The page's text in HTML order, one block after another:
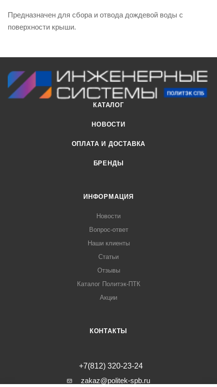
Предназначен для сбора и отвода дождевой воды с
поверхности крыши.
КАТАЛОГ
НОВОСТИ
ОПЛАТА И ДОСТАВКА
БРЕНДЫ
ИНФОРМАЦИЯ
Новости
Вопрос-ответ
Наши клиенты
Статьи
Отзывы
Каталог Политэк-ПТК
Акции
КОНТАКТЫ
+7(812) 320-23-24
zakaz@politek-spb.ru